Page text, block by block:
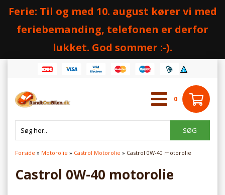
Ferie: Til og med 10. august kører vi med
feriebemanding, telefonen er derfor
lukket. God sommer :-).
0
Forside » Motorolie » Castrol Motorolie » Castrol 0W-40 motorolie
Castrol 0W-40 motorolie